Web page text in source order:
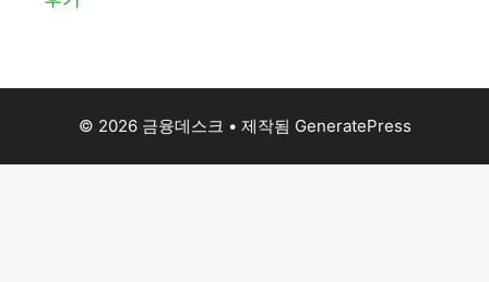
© 2026 금융데스크 • 제작됨 GeneratePress